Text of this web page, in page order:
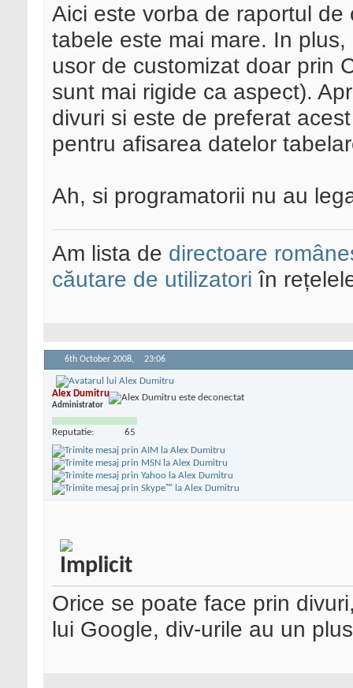
Aici este vorba de raportul
tabele este mai mare. In
usor de customizat doar prin
sunt mai rigide ca aspect).
divuri si este de preferat
pentru afisarea datelor
Ah, si programatorii nu au
Am lista de directoare
căutare de utilizatori în
6th October 2008, 23:06
Alex Dumitru
Administrator
Reputatie: 65
Orice se poate face prin
lui Google, div-urile au un